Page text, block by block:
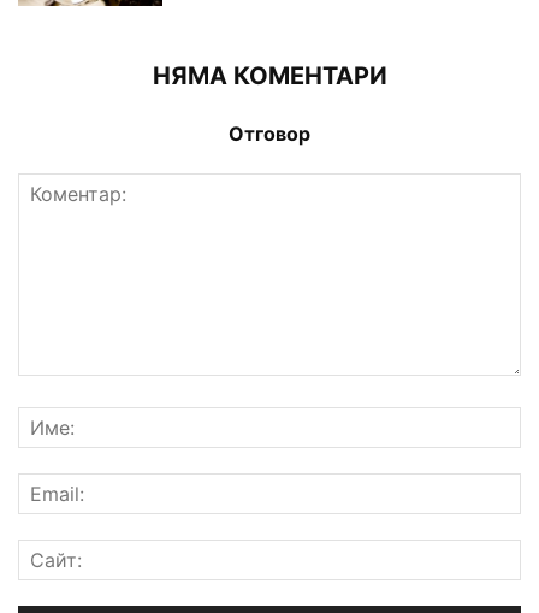
НЯМА КОМЕНТАРИ
Отговор